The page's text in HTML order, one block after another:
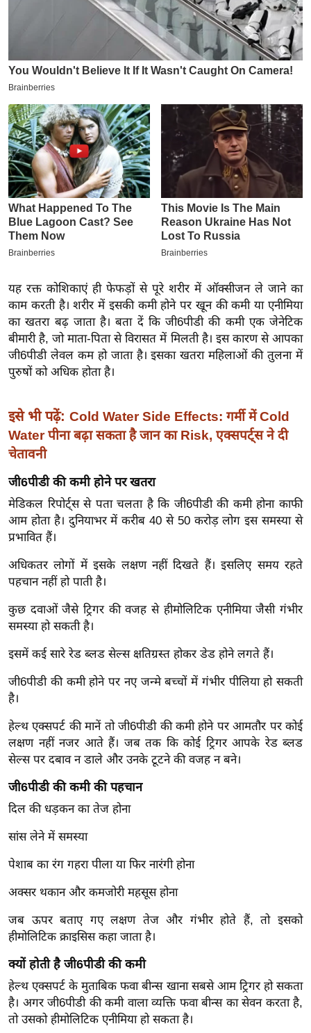
6
क्रा
इ
म
ई
-
पे
प
र
मि
सा
बे
मि
सा
ल
ख्सि
य
त
ग
इं
डि
या
सा
हि
ज
ग
त
ऑ
टो
व
र्ल्ड
न्यू
ज
ब्री
नो
रं
न
ज
ग
बॉ
ली
वु
ड
यह रक्त कोशिकाएं ही फेफड़ों से पूरे शरीर में ऑक्सीजन ले जाने का
काम करती है। शरीर में इसकी कमी होने पर खून की कमी या एनीमिया
का खतरा बढ़ जाता है। बता दें कि जी6पीडी की कमी एक जेनेटिक
बीमारी है, जो माता-पिता से विरासत में मिलती है। इस कारण से आपका
जी6पीडी लेवल कम हो जाता है। इसका खतरा महिलाओं की तुलना में
पुरुषों को अधिक होता है।
इसे भी पढ़ें: Cold Water Side Effects: गर्मी में Cold
Water पीना बढ़ा सकता है जान का Risk, एक्सपर्ट्स ने दी
चेतावनी
जी6पीडी की कमी होने पर खतरा
मेडिकल रिपोर्ट्स से पता चलता है कि जी6पीडी की कमी होना काफी
आम होता है। दुनियाभर में करीब 40 से 50 करोड़ लोग इस समस्या से
प्रभावित हैं।
अधिकतर लोगों में इसके लक्षण नहीं दिखते हैं। इसलिए समय रहते
पहचान नहीं हो पाती है।
कुछ दवाओं जैसे ट्रिगर की वजह से हीमोलिटिक एनीमिया जैसी गंभीर
समस्या हो सकती है।
इसमें कई सारे रेड ब्लड सेल्स क्षतिग्रस्त होकर डेड होने लगते हैं।
जी6पीडी की कमी होने पर नए जन्मे बच्चों में गंभीर पीलिया हो सकती
है।
हेल्थ एक्सपर्ट की मानें तो जी6पीडी की कमी होने पर आमतौर पर कोई
लक्षण नहीं नजर आते हैं। जब तक कि कोई ट्रिगर आपके रेड ब्लड
सेल्स पर दबाव न डाले और उनके टूटने की वजह न बने।
जी6पीडी की कमी की पहचान
दिल की धड़कन का तेज होना
सांस लेने में समस्या
पेशाब का रंग गहरा पीला या फिर नारंगी होना
अक्सर थकान और कमजोरी महसूस होना
जब ऊपर बताए गए लक्षण तेज और गंभीर होते हैं, तो इसको
हीमोलिटिक क्राइसिस कहा जाता है।
क्यों होती है जी6पीडी की कमी
हेल्थ एक्सपर्ट के मुताबिक फवा बीन्स खाना सबसे आम ट्रिगर हो सकता
है। अगर जी6पीडी की कमी वाला व्यक्ति फवा बीन्स का सेवन करता है,
तो उसको हीमोलिटिक एनीमिया हो सकता है।